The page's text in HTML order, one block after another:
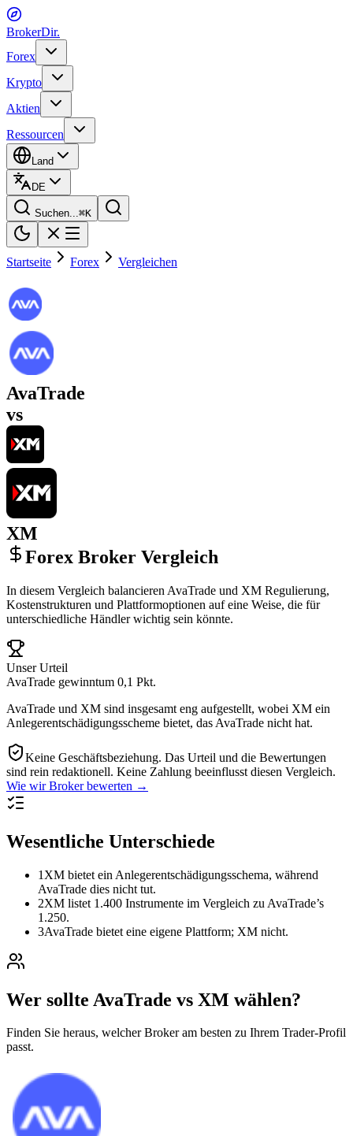
BrokerDir.
Forex
Krypto
Aktien
Ressourcen
Land
DE
Suchen...⌘K
Startseite Forex Vergleichen
AvaTrade
vs
XM
Forex Broker Vergleich
In diesem Vergleich balancieren AvaTrade und XM Regulierung,
Kostenstrukturen und Plattformoptionen auf eine Weise, die für
unterschiedliche Händler wichtig sein könnte.
Unser Urteil
AvaTrade gewinntum 0,1 Pkt.
AvaTrade und XM sind insgesamt eng aufgestellt, wobei XM ein
Anlegerentschädigungsscheme bietet, das AvaTrade nicht hat.
Keine Geschäftsbeziehung. Das Urteil und die Bewertungen
sind rein redaktionell. Keine Zahlung beeinflusst diesen Vergleich.
Wie wir Broker bewerten →
Wesentliche Unterschiede
1 XM bietet ein Anlegerentschädigungsschema, während
AvaTrade dies nicht tut.
2XM listet 1.400 Instrumente im Vergleich zu AvaTrade’s
1.250.
3AvaTrade bietet eine eigene Plattform; XM nicht.
Wer sollte AvaTrade vs XM wählen?
Finden Sie heraus, welcher Broker am besten zu Ihrem Trader-Profil
passt.